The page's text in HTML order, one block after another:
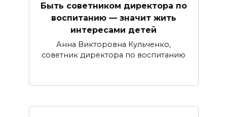
Быть советником директора по
воспитанию — значит жить
интересами детей
Анна Викторовна Кульченко,
советник директора по воспитанию